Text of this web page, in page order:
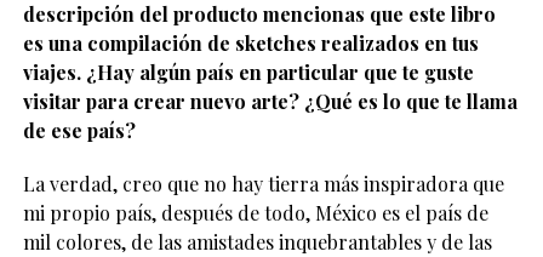
descripción del producto mencionas que este libro
es una compilación de sketches realizados en tus
viajes. ¿Hay algún país en particular que te guste
visitar para crear nuevo arte? ¿Qué es lo que te llama
de ese país?
La verdad, creo que no hay tierra más inspiradora que
mi propio país, después de todo, México es el país de
mil colores, de las amistades inquebrantables y de las